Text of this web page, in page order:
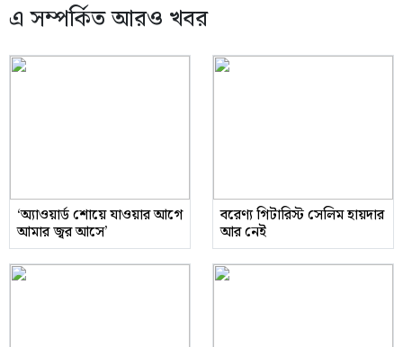
এ সম্পর্কিত আরও খবর
‘অ্যাওয়ার্ড শোয়ে যাওয়ার আগে
আমার জ্বর আসে’
বরেণ্য গিটারিস্ট সেলিম হায়দার
আর নেই